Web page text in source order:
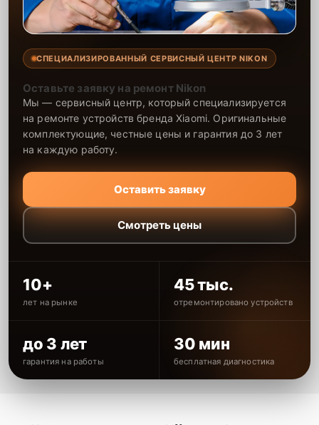
СПЕЦИАЛИЗИРОВАННЫЙ СЕРВИСНЫЙ ЦЕНТР NIKON
Оставьте заявку на ремонт Nikon
Мы — сервисный центр, который специализируется
на ремонте устройств бренда Xiaomi. Оригинальные
комплектующие, честные цены и гарантия до 3 лет
на каждую работу.
Оставить заявку
Смотреть цены
10+
лет на рынке
45 тыс.
отремонтировано устройств
до 3 лет
гарантия на работы
30 мин
бесплатная диагностика